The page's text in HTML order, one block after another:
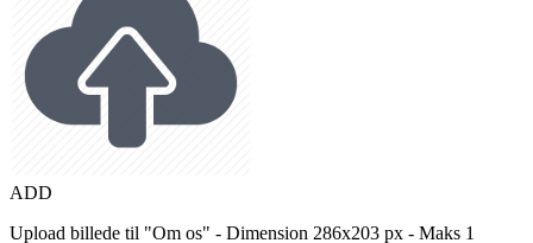
ADD
Upload billede til "Om os" - Dimension 286x203 px - Maks 1